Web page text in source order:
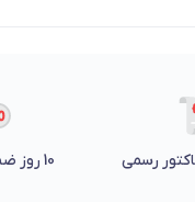
رسمی 10 روز ضمانت بازگشت